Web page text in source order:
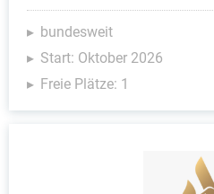
bundesweit
Start: Oktober 2026
Freie Plätze: 1